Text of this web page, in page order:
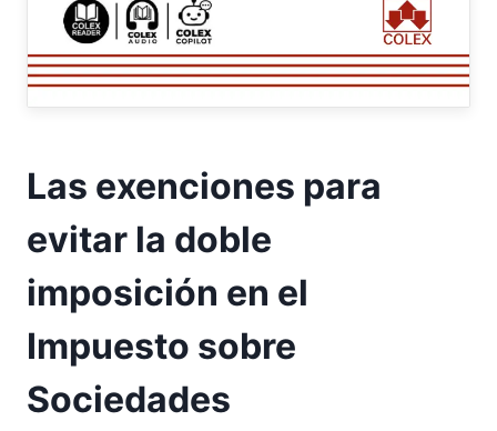
Las exenciones para
evitar la doble
imposición en el
Impuesto sobre
Sociedades